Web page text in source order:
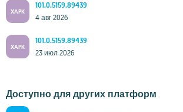
XAPK
101.0.5159.89439
4 авг 2026
XAPK
101.0.5159.89439
23 июл 2026
Доступно для других платформ